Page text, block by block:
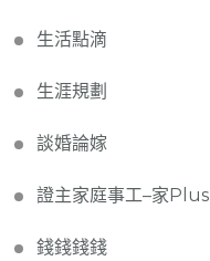
生活點滴
生涯規劃
談婚論嫁
證主家庭事工–家Plus
錢錢錢錢